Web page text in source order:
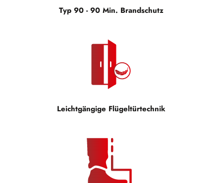
Typ 90 - 90 Min. Brandschutz
Leichtgängige Flügeltürtechnik